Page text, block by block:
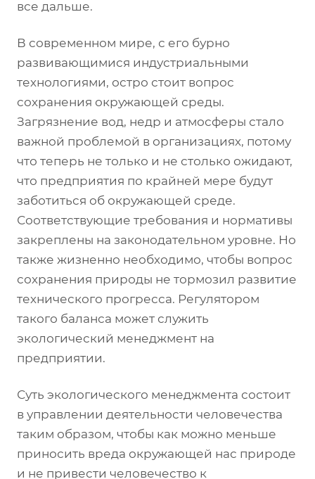
все дальше.
В современном мире, с его бурно
развивающимися индустриальными
технологиями, остро стоит вопрос
сохранения окружающей среды.
Загрязнение вод, недр и атмосферы стало
важной проблемой в организациях, потому
что теперь не только и не столько ожидают,
что предприятия по крайней мере будут
заботиться об окружающей среде.
Соответствующие требования и нормативы
закреплены на законодательном уровне. Но
также жизненно необходимо, чтобы вопрос
сохранения природы не тормозил развитие
технического прогресса. Регулятором
такого баланса может служить
экологический менеджмент на
предприятии.
Суть экологического менеджмента состоит
в управлении деятельности человечества
таким образом, чтобы как можно меньше
приносить вреда окружающей нас природе
и не привести человечество к